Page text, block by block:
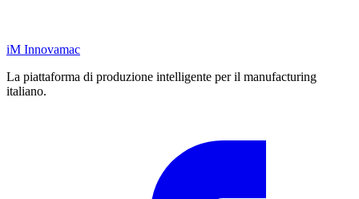
iM Innovamac
La piattaforma di produzione intelligente per il manufacturing
italiano.